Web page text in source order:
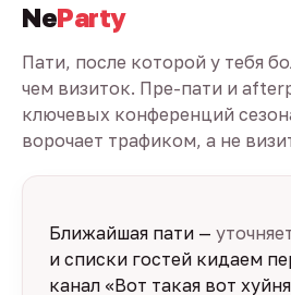
NeParty
Пати, после которой у тебя
чем визиток. Пре-пати и
ключевых конференций
ворочает трафиком, а не
Ближайшая пати —
и списки гостей кидаем
канал «Вот такая вот